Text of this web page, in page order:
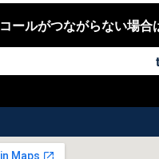
ールがつながらない場合